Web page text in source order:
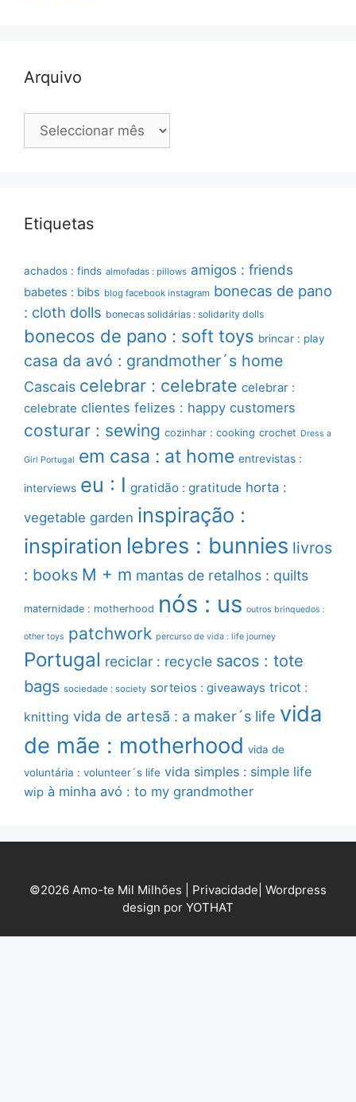
Arquivo
Arquivo
Etiquetas
achados : finds almofadas : pillows amigos : friends
babetes : bibs blog facebook instagram bonecas de pano
: cloth dolls bonecas solidárias : solidarity dolls
bonecos de pano : soft toys brincar : play
casa da avó : grandmother´s home
Cascais celebrar : celebrate celebrar :
celebrate clientes felizes : happy customers
costurar : sewing cozinhar : cooking crochet Dress a
Girl Portugal em casa : at home entrevistas :
interviews eu : I gratidão : gratitude horta :
vegetable garden inspiração :
inspiration lebres : bunnies livros
: books M + m mantas de retalhos : quilts
maternidade : motherhood nós : us outros brinquedos :
other toys patchwork percurso de vida : life journey
Portugal reciclar : recycle sacos : tote
bags sociedade : society sorteios : giveaways tricot :
knitting vida de artesã : a maker´s life vida
de mãe : motherhood vida de
voluntária : volunteer´s life vida simples : simple life
wip à minha avó : to my grandmother
©2026 Amo-te Mil Milhões | Privacidade Wordpress
design por YOTHAT